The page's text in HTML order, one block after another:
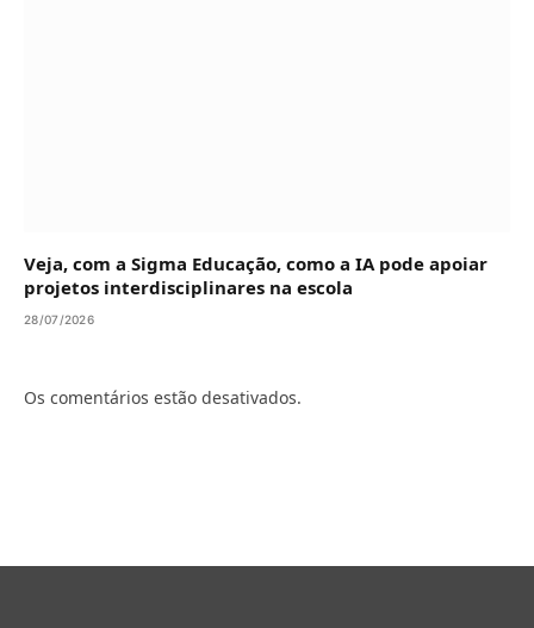
Veja, com a Sigma Educação, como a IA pode apoiar
projetos interdisciplinares na escola
28/07/2026
Os comentários estão desativados.